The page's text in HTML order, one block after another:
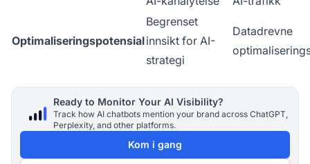
Optimaliseringspotensial
Begrenset
innsikt for AI-
strategi
Datadrevne
Ready to Monitor Your AI Visibility?
Track how AI chatbots mention your brand across ChatGPT,
Perplexity, and other platforms.
Kom i gang